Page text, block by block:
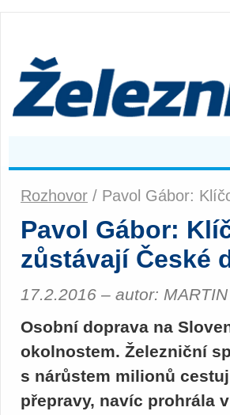
Rozhovor / Pavol Gábor:
Pavol Gábor:
zůstávají České
17.2.2016 – autor:
Osobní doprava na
okolnostem. Železniční
s nárůstem milionů
přepravy, navíc prohrála